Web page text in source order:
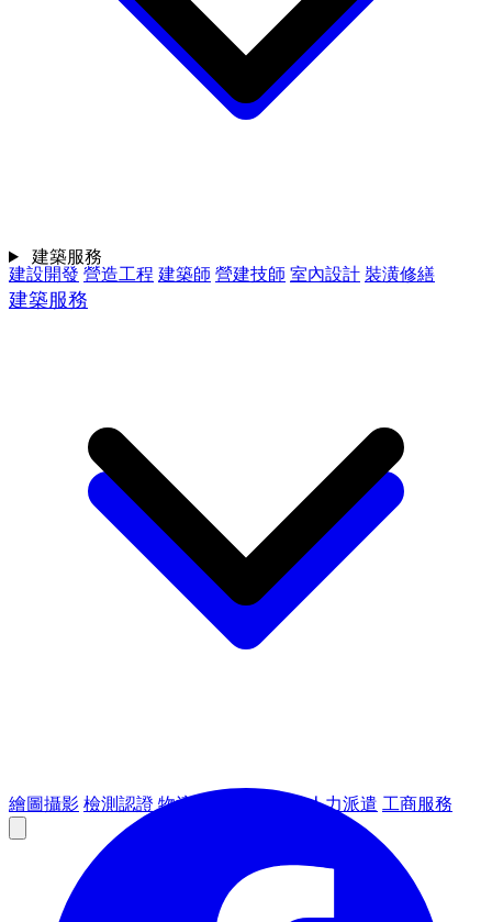
建設開發 營造工程 建築師 營建技師 室內設計 裝潢修繕
建築服務
繪圖攝影 檢測認證 物流倉儲 人力派遣 工商服務
建築服務